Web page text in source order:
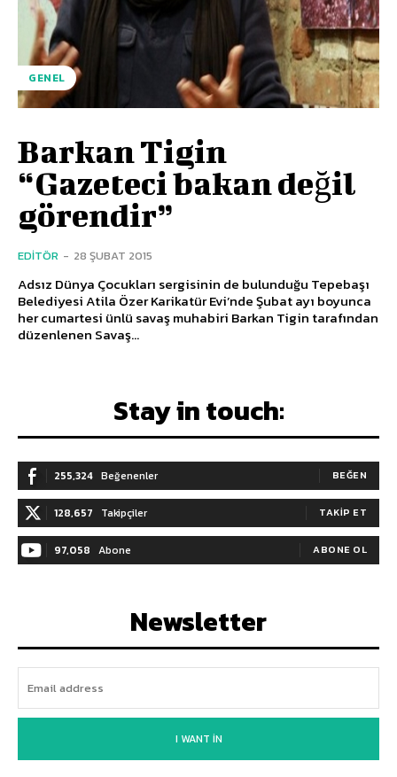
GENEL
Barkan Tigin
“Gazeteci bakan değil
görendir”
EDITÖR - 28 ŞUBAT 2015
Adsız Dünya Çocukları sergisinin de bulunduğu Tepebaşı
Belediyesi Atila Özer Karikatür Evi’nde Şubat ayı boyunca
her cumartesi ünlü savaş muhabiri Barkan Tigin tarafından
düzenlenen Savaş...
Stay in touch:
255,324 Beğenenler BEĞEN
128,657 Takipçiler TAKIP ET
97,058 Abone ABONE OL
Newsletter
I WANT IN